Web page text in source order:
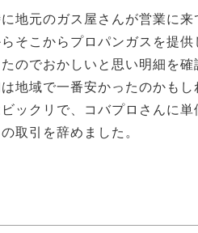
地元のガス屋さんが営業に
そこからプロパンガスを提
のでおかしいと思い明細を
地域で一番安かったのかもし
ックリで、コバプロさんに
取引を辞めました。